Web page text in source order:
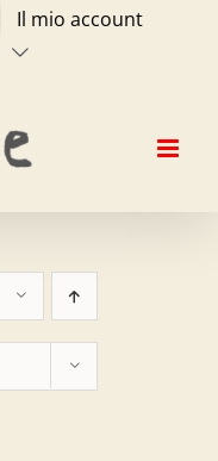
Il mio account